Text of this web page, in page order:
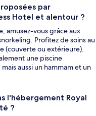
par
Hotel et alentour ?
amusez-vous grâce aux
Profitez de soins au
(couverte ou extérieure).
une piscine
aussi un hammam et un
l'hébergement Royal
?